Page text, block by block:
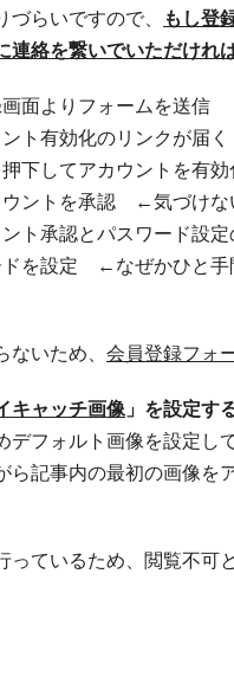
づらいですので、
もし登
連絡を繋いでいただけれ
面よりフォームを送信
ト有効化のリンクが届く
下してアカウントを有効
ントを承認 ←気づけな
ト承認とパスワード設定
を設定 ←なぜかひと手
いため、 会員登録フォ
キャッチ画像 」を設定す
デフォルト画像を設定し
ら記事内の最初の画像を
ているため、閲覧不可